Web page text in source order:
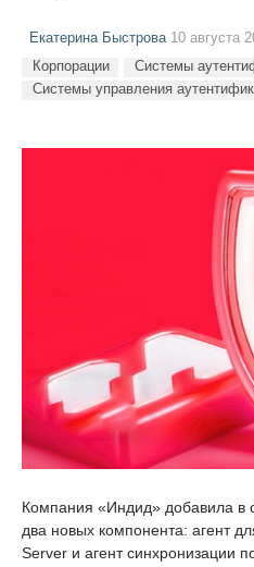
Екатерина Быстрова10 августа
Корпорации
Системы
Системы управления
Компания «Индид» добавила в
два новых компонента: агент
Server и агент синхронизации